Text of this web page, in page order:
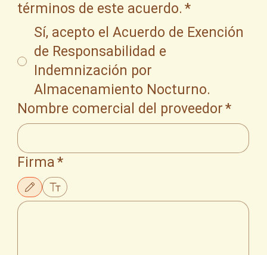
términos de este acuerdo. *
Sí, acepto el Acuerdo de Exención
de Responsabilidad e
Indemnización por
Almacenamiento Nocturno.
Nombre comercial del proveedor*
Firma*
Modo de dibujo seleccionado. Para dibujar, necesitas un mouse o un panel táctil. Usa la